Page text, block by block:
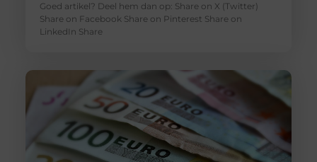
Goed artikel? Deel hem dan op: Share on X (Twitter)
Share on Facebook Share on Pinterest Share on
LinkedIn Share